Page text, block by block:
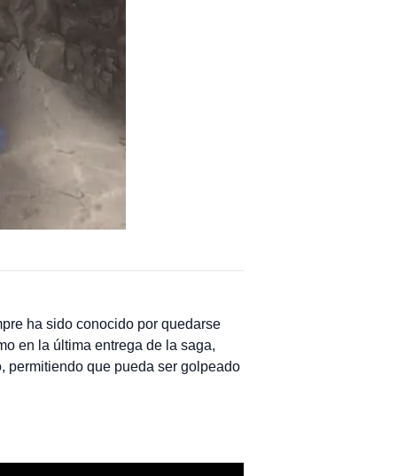
ha sido conocido por quedarse
en la última entrega de la saga,
permitiendo que pueda ser golpeado